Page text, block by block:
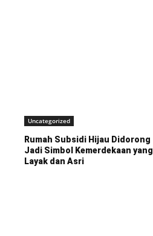
Uncategorized
Rumah Subsidi Hijau Didorong
Jadi Simbol Kemerdekaan yang
Layak dan Asri